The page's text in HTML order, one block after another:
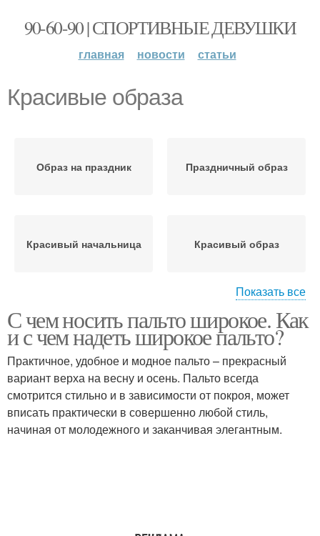
90-60-90 | СПОРТИВНЫЕ ДЕВУШКИ
главная новости статьи
Красивые образа
Образ на праздник Праздничный образ
Красивый начальница Красивый образ
Модные образа Образ для девушки
Повседневные образа Красивые платья
Показать все
С чем носить пальто широкое. Как
и с чем надеть широкое пальто?
Практичное, удобное и модное пальто – прекрасный
вариант верха на весну и осень. Пальто всегда
смотрится стильно и в зависимости от покроя, может
вписать практически в совершенно любой стиль,
начиная от молодежного и заканчивая элегантным.